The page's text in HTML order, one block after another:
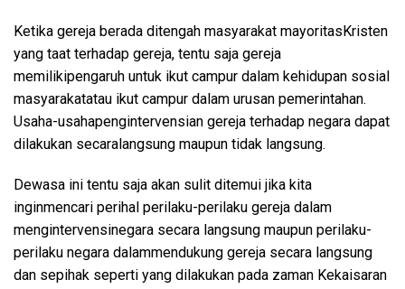
Ketika gereja berada ditengah masyarakat mayoritasKristen
yang taat terhadap gereja, tentu saja gereja
memilikipengaruh untuk ikut campur dalam kehidupan sosial
masyarakatatau ikut campur dalam urusan pemerintahan.
Usaha-usahapengintervensian gereja terhadap negara dapat
dilakukan secaralangsung maupun tidak langsung.
Dewasa ini tentu saja akan sulit ditemui jika kita
inginmencari perihal perilaku-perilaku gereja dalam
mengintervensinegara secara langsung maupun perilaku-
perilaku negara dalammendukung gereja secara langsung
dan sepihak seperti yang dilakukan pada zaman Kekaisaran